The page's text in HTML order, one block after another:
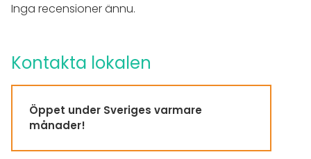
Utomhusområde
Möbler
Evenemang
Fest
Bröllop
Inga recensioner ännu.
Kontakta lokalen
Öppet under Sveriges varmare
månader!